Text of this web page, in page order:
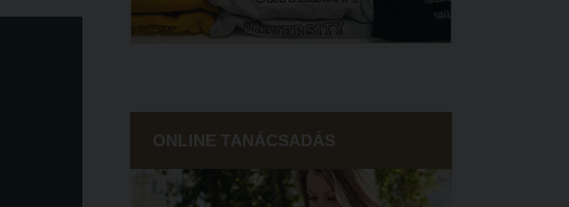
ONLINE TANÁCSADÁS